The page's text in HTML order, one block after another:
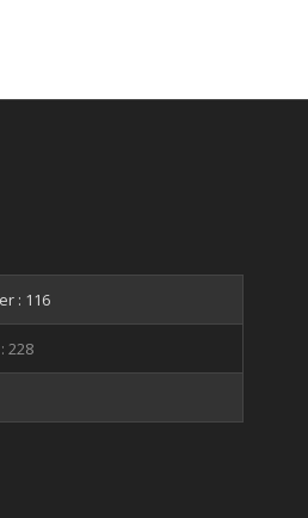
: 116
228